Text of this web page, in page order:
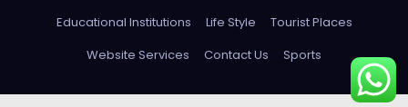
Educational Institutions
Life Style
Tourist Places
Website Services
Contact Us Sports